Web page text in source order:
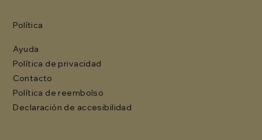
Política
Ayuda
Política de privacidad
Contacto
Política de reembolso
Declaración de accesibilidad